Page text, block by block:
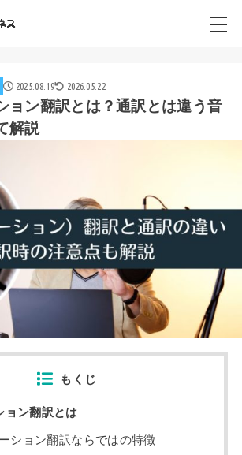
2025.08.19 2026.05.22
ョン翻訳とは？通訳とは違う音
解説
もくじ
ョン翻訳とは
ション翻訳ならではの特徴